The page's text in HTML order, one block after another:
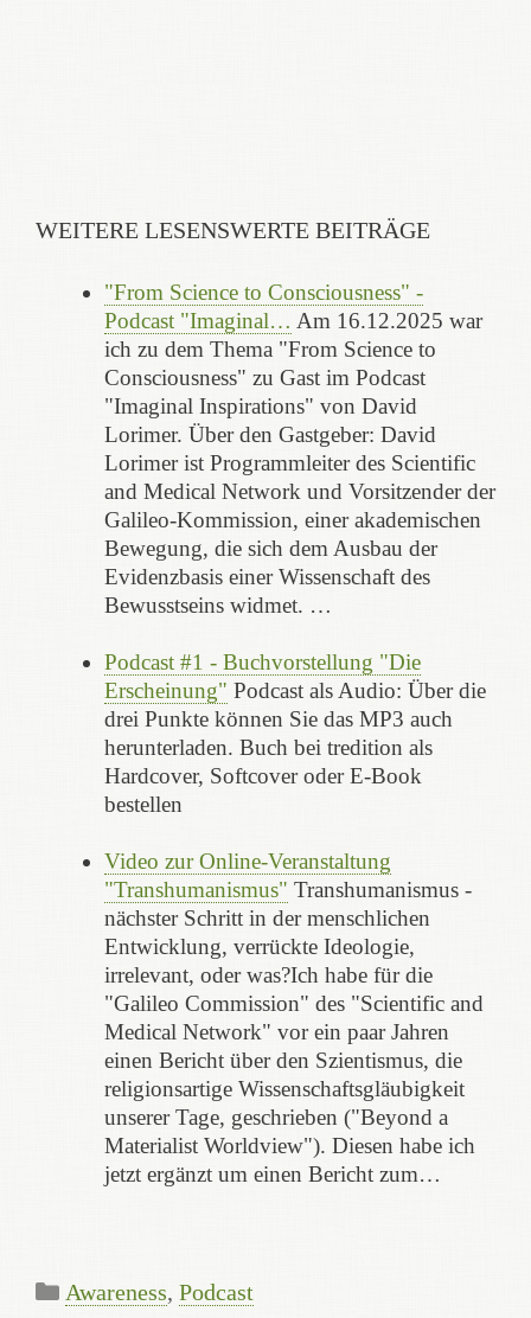
WEITERE LESENSWERTE BEITRÄGE
"From Science to Consciousness" -
Podcast "Imaginal… Am 16.12.2025 war
ich zu dem Thema "From Science to
Consciousness" zu Gast im Podcast
"Imaginal Inspirations" von David
Lorimer. Über den Gastgeber: David
Lorimer ist Programmleiter des Scientific
and Medical Network und Vorsitzender der
Galileo-Kommission, einer akademischen
Bewegung, die sich dem Ausbau der
Evidenzbasis einer Wissenschaft des
Bewusstseins widmet. …
Podcast #1 - Buchvorstellung "Die
Erscheinung" Podcast als Audio: Über die
drei Punkte können Sie das MP3 auch
herunterladen. Buch bei tredition als
Hardcover, Softcover oder E-Book
bestellen
Video zur Online-Veranstaltung
"Transhumanismus" Transhumanismus -
nächster Schritt in der menschlichen
Entwicklung, verrückte Ideologie,
irrelevant, oder was?Ich habe für die
"Galileo Commission" des "Scientific and
Medical Network" vor ein paar Jahren
einen Bericht über den Szientismus, die
religionsartige Wissenschaftsgläubigkeit
unserer Tage, geschrieben ("Beyond a
Materialist Worldview"). Diesen habe ich
jetzt ergänzt um einen Bericht zum…
Kategorien
Awareness, Podcast